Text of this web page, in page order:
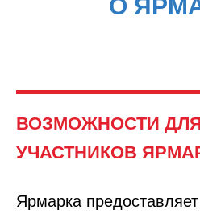
О
ВОЗМОЖНОСТИ
УЧАСТНИКОВ
Ярмарка